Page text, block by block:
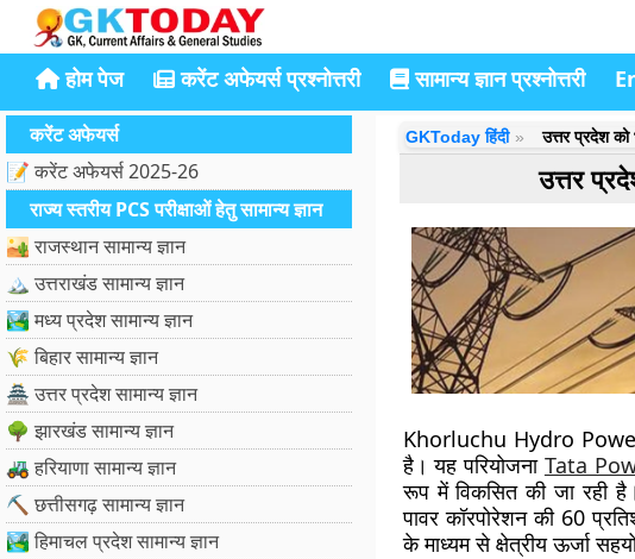
होम पेज करेंट अफेयर्स प्रश्नोत्तरी सामान्य ज्ञान प्रश्नोत्तरी
करेंट अफेयर्स
📝 करेंट अफेयर्स 2025-26
राज्य स्तरीय PCS परीक्षाओं हेतु सामान्य ज्ञान
🏜️ राजस्थान सामान्य ज्ञान
🏔️ उत्तराखंड सामान्य ज्ञान
🏞️ मध्य प्रदेश सामान्य ज्ञान
🌾 बिहार सामान्य ज्ञान
🏯 उत्तर प्रदेश सामान्य ज्ञान
🌳 झारखंड सामान्य ज्ञान
🚜 हरियाणा सामान्य ज्ञान
⛏️ छत्तीसगढ़ सामान्य ज्ञान
🏞️ हिमाचल प्रदेश सामान्य ज्ञान
GKToday हिंदी उत्तर प्रदेश को
उत्तर
Khorluchu Hydro Power
है। यह परियोजना Tata
रूप में विकसित की जा रही
पावर कॉरपोरेशन की 60
के माध्यम से क्षेत्रीय ऊर्जा